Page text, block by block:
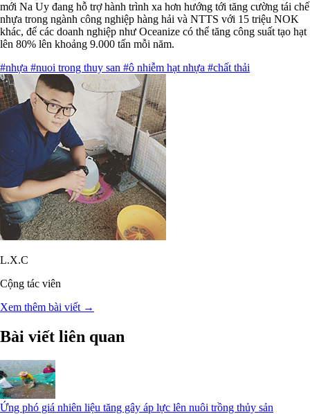
mới Na Uy đang hỗ trợ hành trình xa hơn hướng tới tăng cường tái chế
nhựa trong ngành công nghiệp hàng hải và NTTS với 15 triệu NOK
khác, để các doanh nghiệp như Oceanize có thể tăng công suất tạo hạt
lên 80% lên khoảng 9.000 tấn mỗi năm.
#nhựa #nuoi trong thuy san #ô nhiễm hạt nhựa #chất thải
L.X.C
Cộng tác viên
Xem thêm bài viết →
Bài viết liên quan
Ứng phó giá nhiên liệu tăng gây áp lực lên nuôi trồng thủy sản